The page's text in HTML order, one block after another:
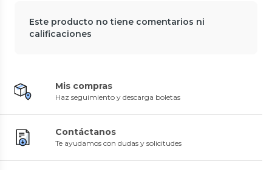
Este producto no tiene comentarios ni
calificaciones
Mis compras
Haz seguimiento y descarga boletas
Contáctanos
Te ayudamos con dudas y solicitudes